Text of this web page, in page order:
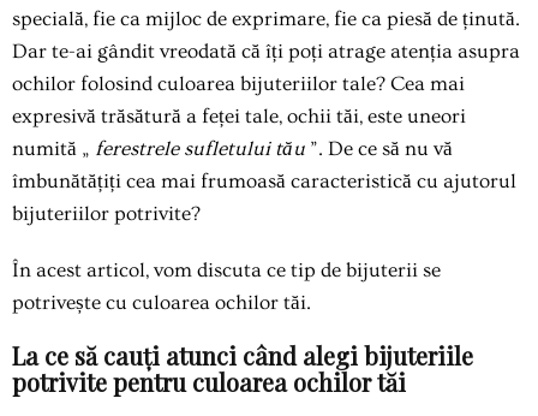
specială, fie ca mijloc de exprimare, fie ca piesă de ținută.
Dar te-ai gândit vreodată că îți poți atrage atenția asupra
ochilor folosind culoarea bijuteriilor tale? Cea mai
expresivă trăsătură a feței tale, ochii tăi, este uneori
numită „ ferestrele sufletului tău ”. De ce să nu vă
îmbunătățiți cea mai frumoasă caracteristică cu ajutorul
bijuteriilor potrivite?
În acest articol, vom discuta ce tip de bijuterii se
potrivește cu culoarea ochilor tăi.
La ce să cauți atunci când alegi bijuteriile
potrivite pentru culoarea ochilor tăi